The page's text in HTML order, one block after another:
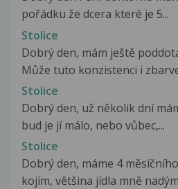
pořádku že dcera které je 5...
Stolice
Dobrý den, mám ještě
Může tuto konzistenci i
Stolice
Dobrý den, už několik dní
bud je jí málo, nebo vůbec,...
Stolice
Dobrý den, máme 4
kojím, většina jídla mně